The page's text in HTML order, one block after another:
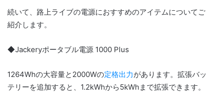
続いて、路上ライブの電源におすすめのアイテムについてご
紹介します。
◆Jackeryポータブル電源 1000 Plus
1264Whの大容量と2000Wの定格出力があります。拡張バッ
テリーを追加すると、1.2kWhから5kWhまで拡張できます。